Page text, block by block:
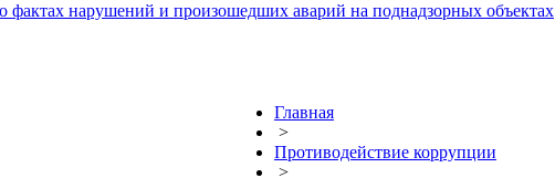
нарушений и произошедших аварий на поднадзорных объектах
Главная
>
Противодействие коррупции
>